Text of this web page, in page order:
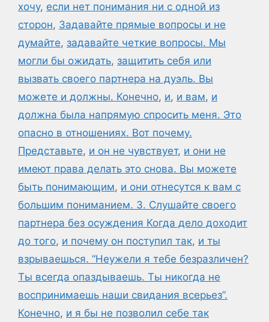
хочу, если нет понимания ни с одной из
сторон, Задавайте прямые вопросы и не
думайте, задавайте четкие вопросы. Мы
могли бы ожидать, защитить себя или
вызвать своего партнера на дуэль. Вы
можете и должны. Конечно, и, и вам, и
должна была напрямую спросить меня. Это
опасно в отношениях. Вот почему.
Представьте, и он не чувствует, и они не
имеют права делать это снова. Вы можете
быть понимающим, и они отнесутся к вам с
большим пониманием. 3. Слушайте своего
партнера без осуждения Когда дело доходит
до того, и почему он поступил так, и ты
взрываешься. “Неужели я тебе безразличен?
Ты всегда опаздываешь. Ты никогда не
воспринимаешь наши свидания всерьез”.
Конечно, и я бы не позволил себе так